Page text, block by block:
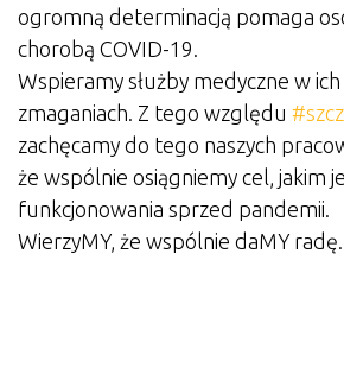
ogromną determinacją pomaga
chorobą COVID-19.
Wspieramy służby medyczne w
zmaganiach. Z tego względu
zachęcamy do tego naszych
że wspólnie osiągniemy cel, jakim
funkcjonowania sprzed pandemii.
WierzyMY, że wspólnie daMY radę.